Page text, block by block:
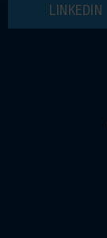
LINKEDIN